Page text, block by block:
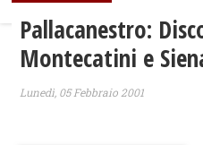
Pallacanestro:
Montecatini e
Lunedì, 05 Febbraio 2001